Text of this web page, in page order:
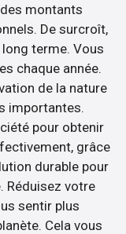
montants
De surcroît,
terme. Vous
chaque année.
de la nature
importantes.
pour obtenir
grâce
durable pour
Réduisez votre
sentir plus
Cela vous